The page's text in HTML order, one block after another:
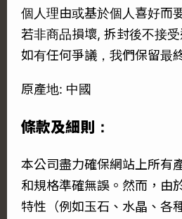
個人理由或基於個人喜好而
若非商品損壞, 拆封後不接受
如有任何爭議，我們保留最
原產地: 中國
條款及細則：
本公司盡力確保網站上所有
和規格準確無誤。然而，由
特性（例如玉石、水晶、各